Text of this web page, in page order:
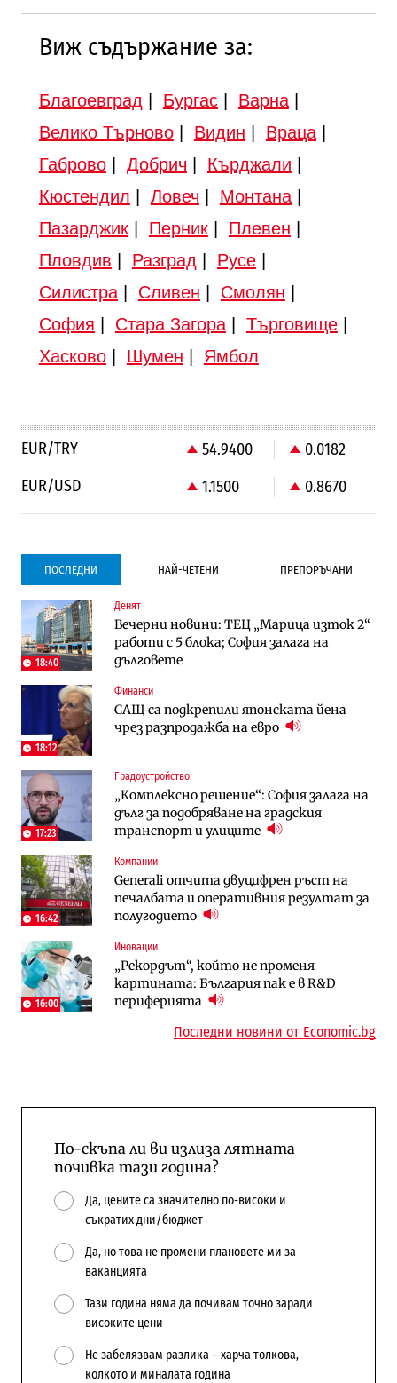
Виж съдържание за:
Благоевград Бургас| Варна|
Велико Търново| Видин Враца|
Габрово| Добрич Кърджали
Кюстендил
Ловеч Монтана|
Пазарджик| Перник| Плевен
Пловдив
Разград Русе|
Силистра| Сливен Смолян
София
Стара Загора| Търговище|
Хасково| Шумен Ямбол
EUR/TRY 54.9400
0.0182
EUR/USD
1.1500 0.8670
ПОСЛЕДНИ НАЙ-ЧЕТЕНИ ПРЕПОРЪЧАНИ
18:40
Денят
Вечерни новини: ТЕЦ „Марица изток 2“
работи с 5 блока; София залага на
дълговете
18:12
Финанси
САЩ са подкрепили японската йена
чрез разпродажба на евро
17:23
Градоустройство
„Комплексно решение“: София залага на
дълг за подобряване на градския
транспорт и улиците
16:42
Компании
Generali отчита двуцифрен ръст на
печалбата и оперативния резултат за
полугодието
16:00
Иновации
„Рекордът“, който не променя
картината: България пак е в R&D
периферията
Градоустройство
Столична община избра изпълнител за
преместването на трамвайното
трасе по бул. „Скобелев“
Компании
Vivacom предлага над 150 устройства с
90% отстъпка през август
Компании
„Ендуросат“ ще строи огромен
космически и отбранителен център в
Доброславци
Енергетика
АЕЦ „Козлодуй“ ще работи само още
няколко седмици, ако сушата продължи
Digi&AI
Трафикът толкова е намалял, че големи
медии обмислят да се откажат
напълно от Google
Компании
Vivacom предлага над 150 устройства с
90% отстъпка през август
To:know
Последни дни с обозначаване на цените
в лева: Какво предстои?
Градоустройство
Столична община избра изпълнител за
преместването на трамвайното
трасе по бул. „Скобелев“
10:12
Енергетика
Държавният ТЕЦ „Марица изток 2“
работи с 5 блока
Компании
„Ендуросат“ ще строи огромен
космически и отбранителен център в
Доброславци
Последни новини от Economic.bg
По-скъпа ли ви излиза лятната
почивка тази година?
Да, цените са значително по-високи и
съкратих дни/бюджет
Да, но това не промени плановете ми за
ваканцията
Тази година няма да почивам точно заради
високите цени
Не забелязвам разлика – харча толкова,
колкото и миналата година